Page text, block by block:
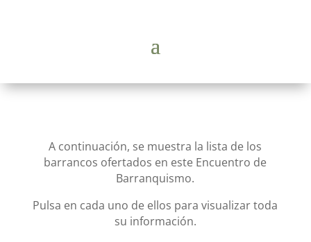
A continuación, se muestra la lista de los
barrancos ofertados en este Encuentro de
Barranquismo.
Pulsa en cada uno de ellos para visualizar toda
su información.